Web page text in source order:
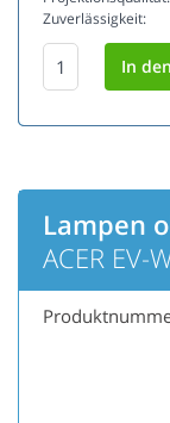
Zuverlässigkeit:
Lampen
ACER EV-